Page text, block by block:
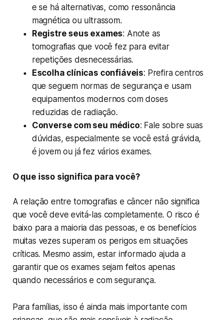
e se há alternativas, como ressonância
magnética ou ultrassom.
Registre seus exames: Anote as
tomografias que você fez para evitar
repetições desnecessárias.
Escolha clínicas confiáveis: Prefira centros
que seguem normas de segurança e usam
equipamentos modernos com doses
reduzidas de radiação.
Converse com seu médico: Fale sobre suas
dúvidas, especialmente se você está grávida,
é jovem ou já fez vários exames.
O que isso significa para você?
A relação entre tomografias e câncer não significa
que você deve evitá-las completamente. O risco é
baixo para a maioria das pessoas, e os benefícios
muitas vezes superam os perigos em situações
críticas. Mesmo assim, estar informado ajuda a
garantir que os exames sejam feitos apenas
quando necessários e com segurança.
Para famílias, isso é ainda mais importante com